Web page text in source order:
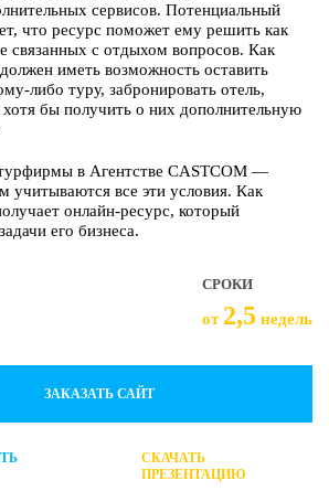
сервисов. Потенциальный
что ресурс поможет ему решить как
связанных с отдыхом вопросов. Как
иметь возможность оставить
либо туру, забронировать отель,
бы получить о них дополнительную
в Агентстве CASTCOM —
учитываются все эти условия. Как
онлайн-ресурс, который
его бизнеса.
СРОКИ
от 2,5 недель
ЗАКАЗАТЬ САЙТ
СКАЧАТЬ
ПРЕЗЕНТАЦИЮ